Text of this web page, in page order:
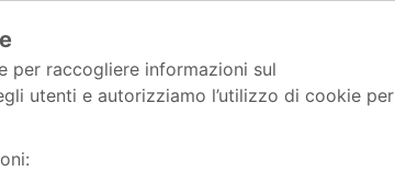
per raccogliere informazioni sul
utenti e autorizziamo l’utilizzo di cookie per